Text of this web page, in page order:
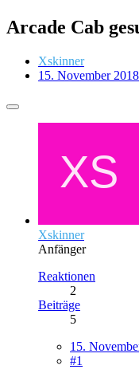
Arcade Cab
Xskinner
15. November
Xskinner
Anfänger
Reaktionen
2
Beiträge
5
15.
#1